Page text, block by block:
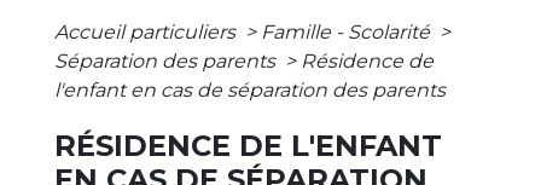
Accueil particuliers > Famille - Scolarité >
Séparation des parents > Résidence de
l'enfant en cas de séparation des parents
RÉSIDENCE DE L'ENFANT